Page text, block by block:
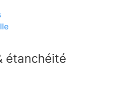
étanchéité